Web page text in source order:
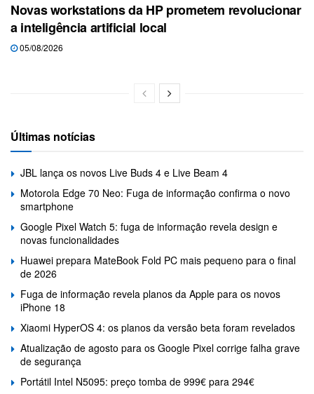
Novas workstations da HP prometem revolucionar
a inteligência artificial local
05/08/2026
Últimas notícias
JBL lança os novos Live Buds 4 e Live Beam 4
Motorola Edge 70 Neo: Fuga de informação confirma o novo
smartphone
Google Pixel Watch 5: fuga de informação revela design e
novas funcionalidades
Huawei prepara MateBook Fold PC mais pequeno para o final
de 2026
Fuga de informação revela planos da Apple para os novos
iPhone 18
Xiaomi HyperOS 4: os planos da versão beta foram revelados
Atualização de agosto para os Google Pixel corrige falha grave
de segurança
Portátil Intel N5095: preço tomba de 999€ para 294€